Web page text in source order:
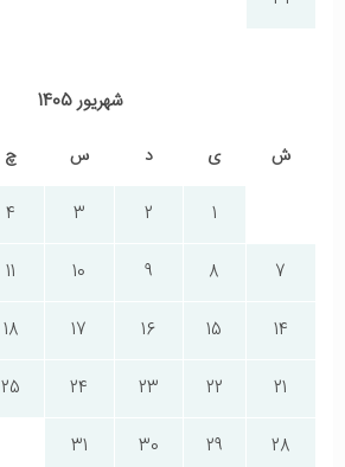
شهریور 1405
ش ی د س چ
1
2
3
4
7
8
9
10
11
14
15
16
17
18
21
22
23
24
25
28
29
30
31